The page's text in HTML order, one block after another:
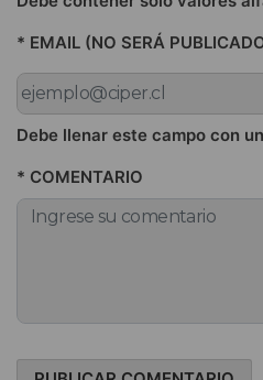
* EMAIL (NO SERÁ
Debe llenar este campo con
* COMENTARIO